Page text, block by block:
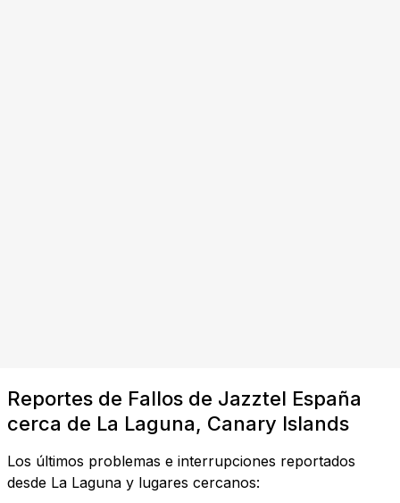
Reportes de Fallos de Jazztel España
cerca de La Laguna, Canary Islands
Los últimos problemas e interrupciones reportados
desde La Laguna y lugares cercanos: